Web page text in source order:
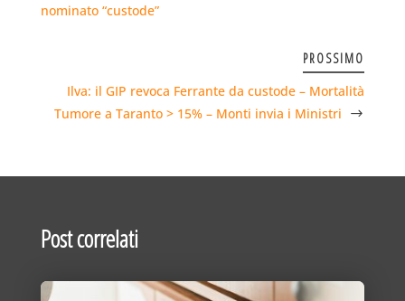
nominato “custode”
PROSSIMO
Ilva: il GIP revoca Ferrante da custode – Mortalità
Tumore a Taranto > 15% – Monti invia i Ministri
Post correlati